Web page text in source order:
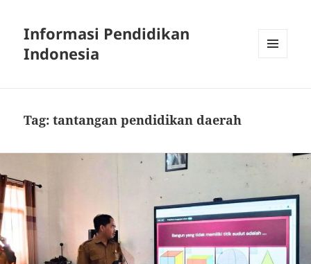
Informasi Pendidikan
Indonesia
Tag:tantangan pendidikan daerah